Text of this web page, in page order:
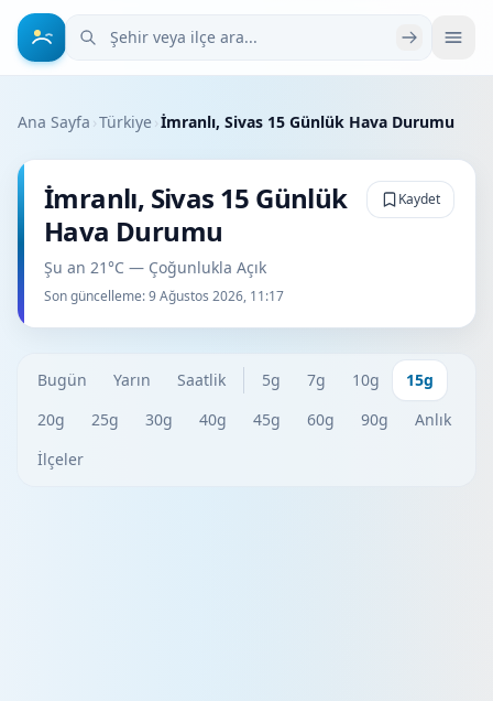
Şehir veya ilçe ara
Ana Sayfa ›Türkiye›İmranlı, Sivas 15 Günlük Hava Durumu
İmranlı, Sivas 15 Günlük
Hava Durumu
Şu an 21°C — Çoğunlukla Açık
Son güncelleme:9 Ağustos 2026, 11:17
Kaydet
Bugün Yarın Saatlik 5g 7g 10g
15g
20g
25g 30g 40g 45g 60g 90g
Anlık
İlçeler